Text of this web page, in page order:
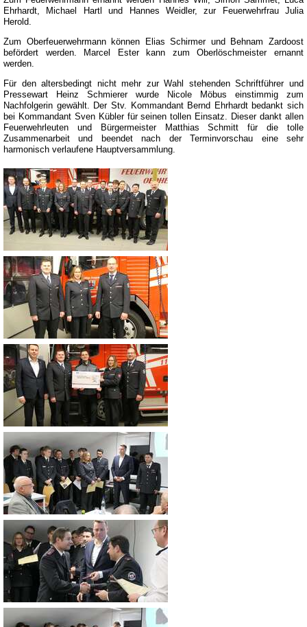
Ehrhardt, Michael Hartl und Hannes Weidler, zur Feuerwehrfrau Julia
Herold.
Zum Oberfeuerwehrmann können Elias Schirmer und Behnam Zardoost
befördert werden. Marcel Ester kann zum Oberlöschmeister ernannt
werden.
Für den altersbedingt nicht mehr zur Wahl stehenden Schriftführer und
Pressewart Heinz Schmierer wurde Nicole Möbus einstimmig zum
Nachfolgerin gewählt. Der Stv. Kommandant Bernd Ehrhardt bedankt sich
bei Kommandant Sven Kübler für seinen tollen Einsatz. Dieser dankt allen
Feuerwehrleuten und Bürgermeister Matthias Schmitt für die tolle
Zusammenarbeit und beendet nach der Terminvorschau eine sehr
harmonisch verlaufene Hauptversammlung.